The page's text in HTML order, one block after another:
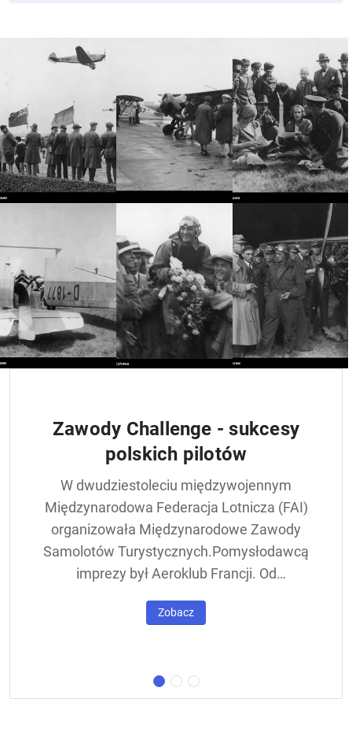
Zawody Challenge - sukcesy
polskich pilotów
W dwudziestoleciu międzywojennym
Międzynarodowa Federacja Lotnicza (FAI)
organizowała Międzynarodowe Zawody
Samolotów Turystycznych.Pomysłodawcą
imprezy był Aeroklub Francji. Od
de Tourisme – zawody nazywane były w
trasie znajdowała się m.in. Warszawa.
Zobacz